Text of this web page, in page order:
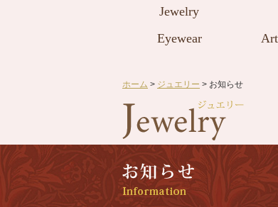
Jewelry
Eyewear
ホーム > ジュエリー > お知らせ